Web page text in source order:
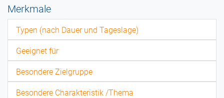
Merkmale
Typen (nach Dauer und Tageslage)
Geeignet für
Besondere Zielgruppe
Besondere Charakteristik /Thema